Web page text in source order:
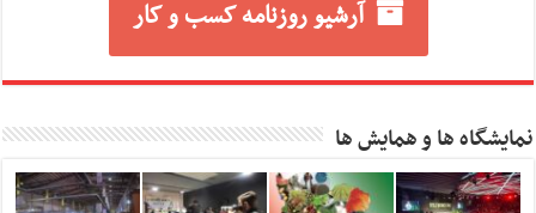
آرشیو روزنامه کسب و کار
نمایشگاه ها و همایش ها